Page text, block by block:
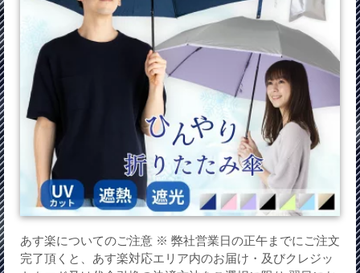
あす楽についてのご注意 ※ 弊社営業日の正午までにご注文
完了頂くと、あす楽対応エリア内のお届け・及びクレジッ